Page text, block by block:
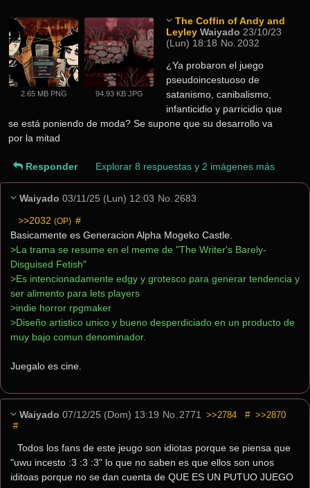
2.65 MB PNG 94.93 KB JPG
The Coffin of Andy and
Leyley Waiyado 23/10/23
(Lun) 18:18 No. 2032
¿Ya probaron el juego
pseudoincestuoso de
satanismo, canibalismo,
infanticidio y parricidio que
se está poniendo de moda? Se supone que su desarrollo va
por la mitad
Responder Explorar 8 respuestas y 2 imágenes más
Waiyado 03/11/25 (Lun) 12:03 No. 2683
>>2032 (OP) #
Basicamente es Generacion Alpha Mogeko Castle.
>La trama se resume en el meme de "The Writer's Barely-
Disguised Fetish"
>Es intencionadamente edgy y grotesco para generar tendencia y
ser alimento para lets players
>indie horror rpgmaker
>Diseño artistico unico y bueno desperdiciado en un producto de
muy bajo comun denominador.
Juegalo es cine.
Waiyado 07/12/25 (Dom) 13:19 No. 2771 >>2784 # >>2870
#
Todos los fans de este jeugo son idiotas porque se piensa que
"uwu incesto :3 :3 :3" lo que no saben es que ellos son unos
iditoas porque no se dan cuenta de QUE ES UN PUTUO JUEGO